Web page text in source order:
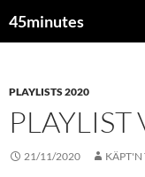
Inhalt
45minutes
PLAYLISTS 2020
21/11/2020 KÄPT'N